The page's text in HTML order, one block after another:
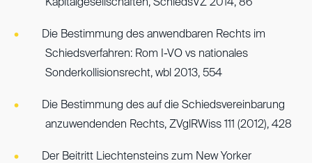
Kapitalgesellschaften, SchiedsVZ 2014, 86
Die Bestimmung des anwendbaren Rechts im
Schiedsverfahren: Rom I-VO vs nationales
Sonderkollisionsrecht, wbl 2013, 554
Die Bestimmung des auf die Schiedsvereinbarung
anzuwendenden Rechts, ZVglRWiss 111 (2012), 428
Der Beitritt Liechtensteins zum New Yorker